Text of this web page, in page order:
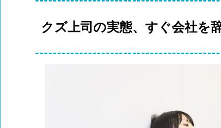
クズ上司の実態、すぐ会社を